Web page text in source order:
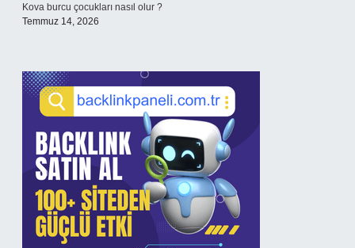
Kova burcu çocukları nasıl olur ?
Temmuz 14, 2026